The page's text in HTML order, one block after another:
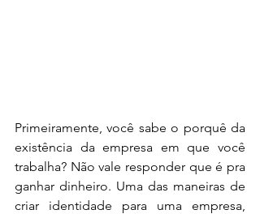
Primeiramente, você sabe o porquê da
existência da empresa em que você
trabalha? Não vale responder que é pra
ganhar dinheiro. Uma das maneiras de
criar identidade para uma empresa,